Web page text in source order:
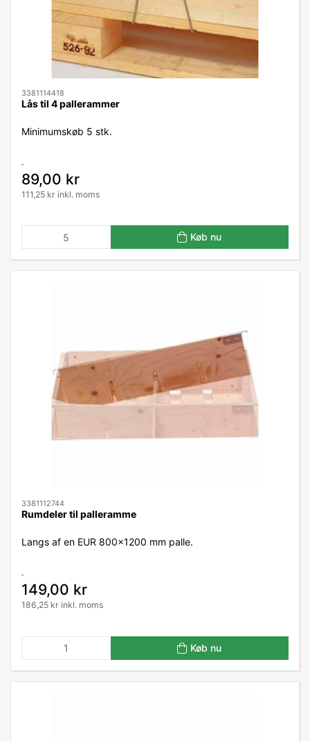
3381114418
Lås til 4 pallerammer
Minimumskøb 5 stk.
89,00 kr
111,25 kr inkl. moms
Køb nu
3381112744
Rumdeler til palleramme
Langs af en EUR 800x1200 mm palle.
149,00 kr
186,25 kr inkl. moms
Køb nu